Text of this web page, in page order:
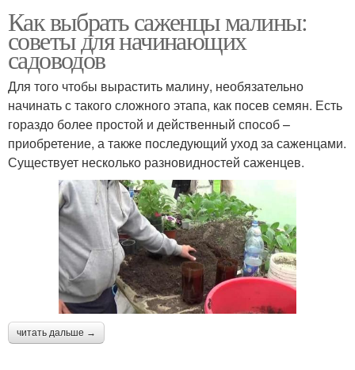
Как выбрать саженцы малины:
советы для начинающих
садоводов
Для того чтобы вырастить малину, необязательно
начинать с такого сложного этапа, как посев семян. Есть
гораздо более простой и действенный способ –
приобретение, а также последующий уход за саженцами.
Существует несколько разновидностей саженцев.
читать дальше →